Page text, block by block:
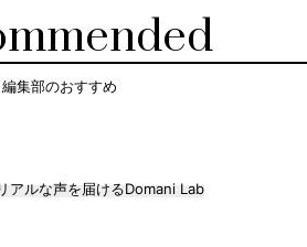
編集部のおすすめ
リアルな声を届けるDomani Lab